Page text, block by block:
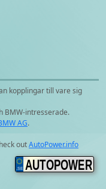
kopplingar till vare sig
BMW-intresserade.
AG.
outAutoPower.info
AUTOPOWER